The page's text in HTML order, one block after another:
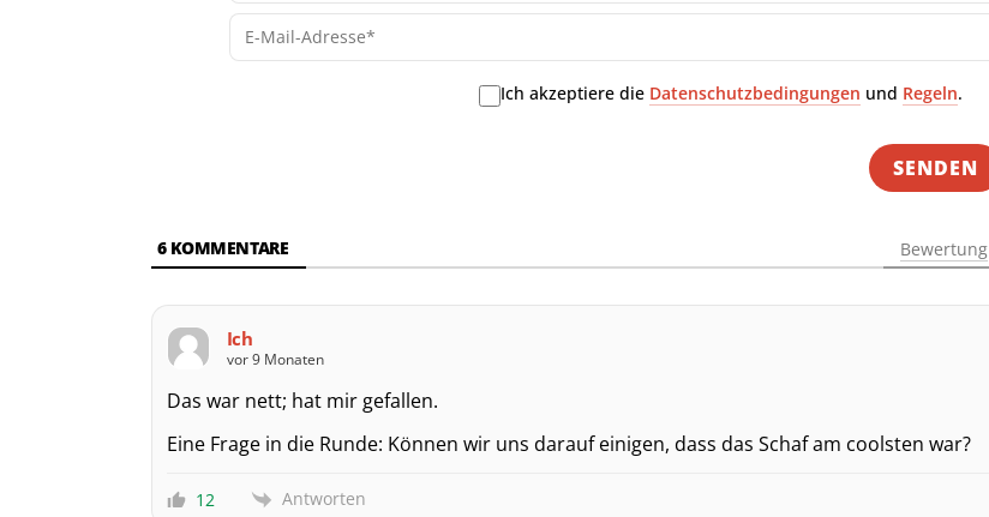
Ich akzeptiere die Datenschutzbedingungen und Regeln.
6KOMMENTARE Bewertung
Ich
vor 9 Monaten
Das war nett; hat mir gefallen.
Eine Frage in die Runde: Können wir uns darauf einigen, dass das Schaf am coolsten war?
12 Antworten